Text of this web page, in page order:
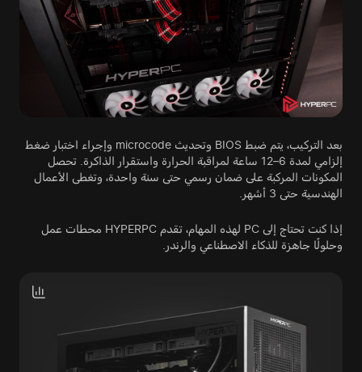
بعد التركيب، يتم ضبط BIOS وتحديث microcode وإجراء اختبار ضغط
إلزامي لمدة 6–12 ساعة لمراقبة الحرارة واستقرار الذاكرة. تحصل
المكونات المركبة على ضمان رسمي حتى سنة واحدة، وتغطى الأعمال
الهندسية حتى 3 أشهر.
إذا كنت تحتاج إلى PC لهذه المهام، تقدم HYPERPC محطات عمل
وحلولًا جاهزة للذكاء الاصطناعي والرندر.